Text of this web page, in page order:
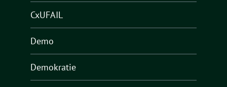
CxUFAIL
Demo
Demokratie